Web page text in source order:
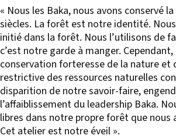
Déclarations
Rapports annuels
« Nous les Baka, nous avons conservé
siècles. La forêt est notre identité.
initié dans la forêt. Nous l’utilisons de
c’est notre garde à manger.
conservation forteresse de la nature et
restrictive des ressources naturelles
disparition de notre savoir-faire,
l’affaiblissement du leadership Baka.
libres dans notre propre forêt que nous
Cet atelier est notre éveil ».